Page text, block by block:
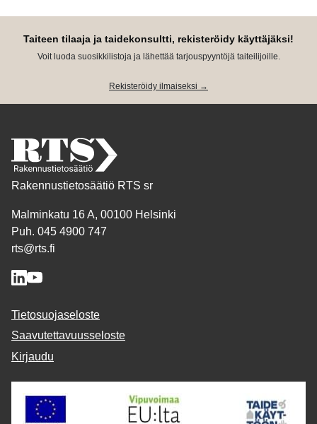
Taiteen tilaaja ja taidekonsultti, rekisteröidy käyttäjäksi!
Voit luoda suosikkilistoja ja lähettää tarjouspyyntöjä taiteilijoille.
Rekisteröidy ilmaiseksi →
Rakennustietosäätiö RTS sr
Malminkatu 16 A, 00100 Helsinki
Puh. 045 4900 747
rts@rts.fi
Tietosuojaseloste
Saavutettavuusseloste
Kirjaudu